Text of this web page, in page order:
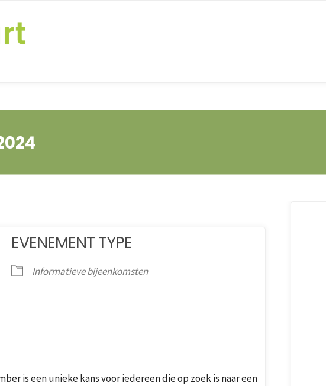
EVENEMENT TYPE
Informatieve bijeenkomsten
is een unieke kans voor iedereen die op zoek is naar een